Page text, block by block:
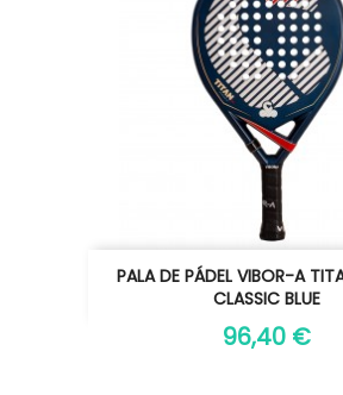
PALA DE PÁDEL VIBOR-A
CLASSIC BLUE
96,40 €